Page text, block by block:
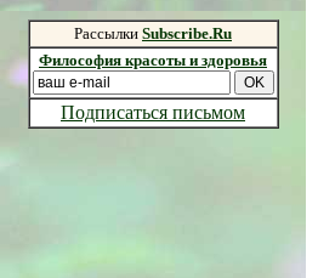
Рассылки Subscribe.Ru
Философия красоты и здоровья
Подписаться письмом